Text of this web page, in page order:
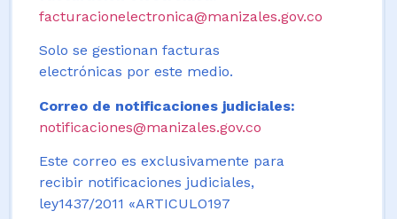
facturacionelectronica@manizales.gov.co
Solo se gestionan facturas
electrónicas por este medio.
Correo de notificaciones judiciales:
notificaciones@manizales.gov.co
Este correo es exclusivamente para
recibir notificaciones judiciales,
ley1437/2011 «ARTICULO197